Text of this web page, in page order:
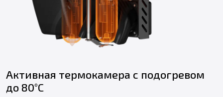
Активная термокамера с подогревом
до 80°C